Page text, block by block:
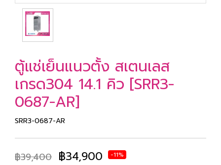
ตู้แช่เย็นแนวตั้ง สเตนเลส
เกรด304 14.1 คิว [SRR3-
0687-AR]
SRR3-0687-AR
฿39,400 ฿34,900 -11%